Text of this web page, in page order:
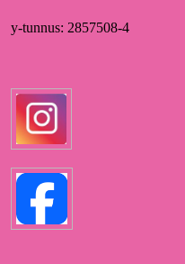
y-tunnus: 2857508-4